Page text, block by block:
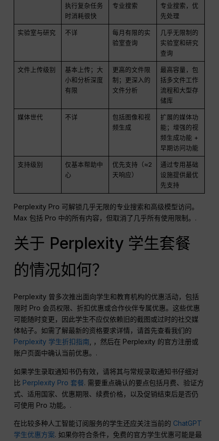
执行复杂任务
时消耗很快
专业搜索
专业搜索，优
先处理
实验室与研究 不详
每月有限的实
验室查询
几乎无限制的
实验室和研究
查询
文件上传级别
基本上传；大
小和分析深度
有限
更高的文件限
制；更深入的
文件分析
最高容量，包
括多文件工作
流程和大型存
储库
媒体世代 不详
包括图像和视
频生成
扩展的媒体功
能；增强的视
频生成功能 +
早期访问功能
支持级别
仅基本帮助中
心
优先支持（≈2
天响应）
通过专用基础
设施提供最优
先支持
Perplexity Pro 可解锁几乎无限的专业搜索和高级模型访问。
Max 包括 Pro 中的所有内容，但取消了几乎所有使用限制。.
关于 Perplexity 学生套餐
的情况如何？
Perplexity 曾多次推出面向学生和教育机构的优惠活动，包括
限时 Pro 会员权限、折扣优惠或合作伙伴专属优惠。这些优惠
可能随时变更，因此学生不应仅依赖旧的截图或过时的社交媒
体帖子。如需了解最新的资格要求详情，请首先查看我们的
Perplexity 学生折扣指南, ，然后在 Perplexity 的官方注册或
账户页面中确认当前优惠。.
如果学生录取通知书仍有效，请将其与常规录取通知书仔细对
比 Perplexity Pro 套餐. 需要重点确认的要点包括月费、验证方
式、适用国家、优惠期限、续费价格，以及促销结束后是否仍
可使用 Pro 功能。.
在比较多种人工智能订阅服务的学生还应关注当前的 ChatGPT
学生优惠方案. 如果你符合条件，免费的官方学生优惠可能是最